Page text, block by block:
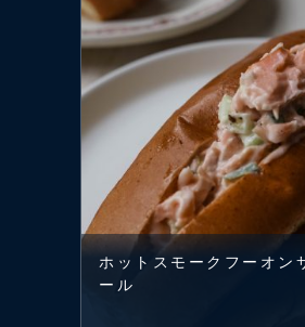
ホットスモークフーオン
ール